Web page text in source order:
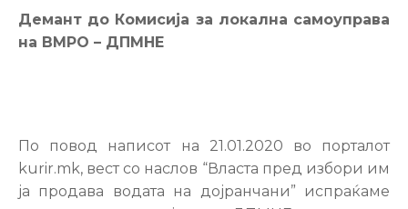
Настани
Демант до Комисија за локална самоуправа
на ВМРО – ДПМНЕ
По повод написот на 21.01.2020 во порталот
kurir.mk, вест со наслов “Власта пред избори им
ја продава водата на дојранчани” испраќаме